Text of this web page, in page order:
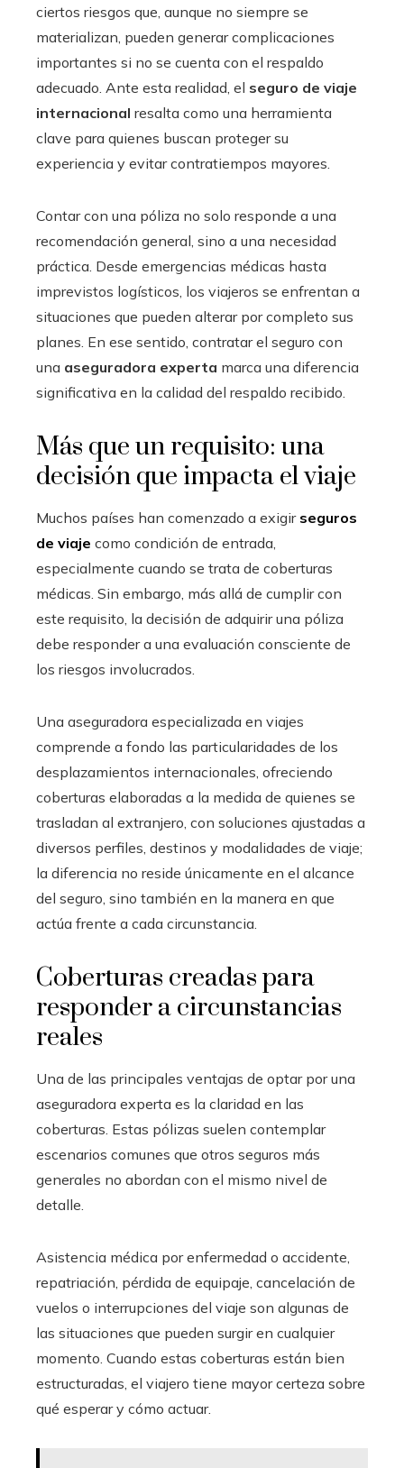
ciertos riesgos que, aunque no siempre se
materializan, pueden generar complicaciones
importantes si no se cuenta con el respaldo
adecuado. Ante esta realidad, el seguro de viaje
internacional resalta como una herramienta
clave para quienes buscan proteger su
experiencia y evitar contratiempos mayores.
Contar con una póliza no solo responde a una
recomendación general, sino a una necesidad
práctica. Desde emergencias médicas hasta
imprevistos logísticos, los viajeros se enfrentan a
situaciones que pueden alterar por completo sus
planes. En ese sentido, contratar el seguro con
una aseguradora experta marca una diferencia
significativa en la calidad del respaldo recibido.
Más que un requisito: una
decisión que impacta el viaje
Muchos países han comenzado a exigir seguros
de viaje como condición de entrada,
especialmente cuando se trata de coberturas
médicas. Sin embargo, más allá de cumplir con
este requisito, la decisión de adquirir una póliza
debe responder a una evaluación consciente de
los riesgos involucrados.
Una aseguradora especializada en viajes
comprende a fondo las particularidades de los
desplazamientos internacionales, ofreciendo
coberturas elaboradas a la medida de quienes se
trasladan al extranjero, con soluciones ajustadas a
diversos perfiles, destinos y modalidades de viaje;
la diferencia no reside únicamente en el alcance
del seguro, sino también en la manera en que
actúa frente a cada circunstancia.
Coberturas creadas para
responder a circunstancias
reales
Una de las principales ventajas de optar por una
aseguradora experta es la claridad en las
coberturas. Estas pólizas suelen contemplar
escenarios comunes que otros seguros más
generales no abordan con el mismo nivel de
detalle.
Asistencia médica por enfermedad o accidente,
repatriación, pérdida de equipaje, cancelación de
vuelos o interrupciones del viaje son algunas de
las situaciones que pueden surgir en cualquier
momento. Cuando estas coberturas están bien
estructuradas, el viajero tiene mayor certeza sobre
qué esperar y cómo actuar.